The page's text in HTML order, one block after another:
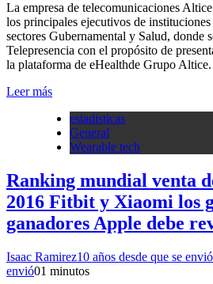
La empresa de telecomunicaciones
los principales ejecutivos de instituciones
sectores Gubernamental y Salud, donde
Telepresencia con el propósito de
la plataforma de eHealthde Grupo Altice.
Leer más
estadisticas
General
Wearable tech
Ranking mundial venta
2016 Fitbit y Xiaomi los
ganadores Apple debe
Isaac Ramirez10 años desde que se envió
envió01 minutos